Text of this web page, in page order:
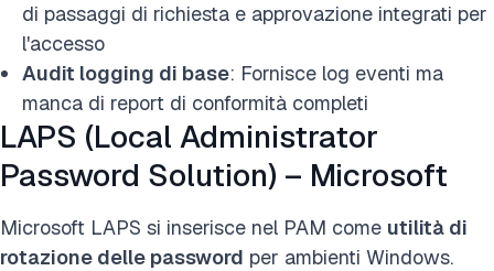
di passaggi di richiesta e approvazione integrati per
l'accesso
Audit logging di base: Fornisce log eventi ma
manca di report di conformità completi
LAPS (Local Administrator
Password Solution) – Microsoft
Microsoft LAPS si inserisce nel PAM come utilità di
rotazione delle password per ambienti Windows.